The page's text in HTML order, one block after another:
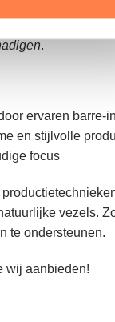
.
ervaren barre-
en stijlvolle
focus
vezels.
te ondersteunen.
wij aanbieden!